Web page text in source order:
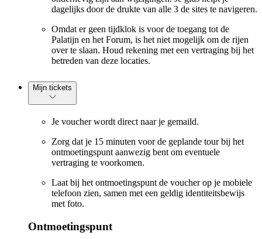
dagelijks door de drukte van alle 3 de sites te navigeren.
Omdat er geen tijdklok is voor de toegang tot de
Palatijn en het Forum, is het niet mogelijk om de rijen
over te slaan. Houd rekening met een vertraging bij het
betreden van deze locaties.
Mijn tickets
Je voucher wordt direct naar je gemaild.
Zorg dat je 15 minuten voor de geplande tour bij het
ontmoetingspunt aanwezig bent om eventuele
vertraging te voorkomen.
Laat bij het ontmoetingspunt de voucher op je mobiele
telefoon zien, samen met een geldig identiteitsbewijs
met foto.
Ontmoetingspunt